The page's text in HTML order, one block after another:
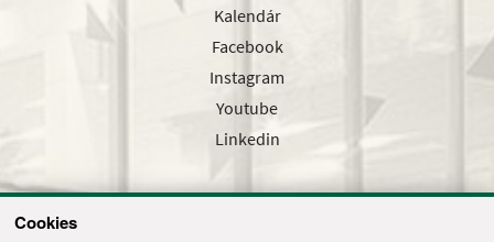
Cookies
Kalendár
Facebook
Instagram
Youtube
Linkedin